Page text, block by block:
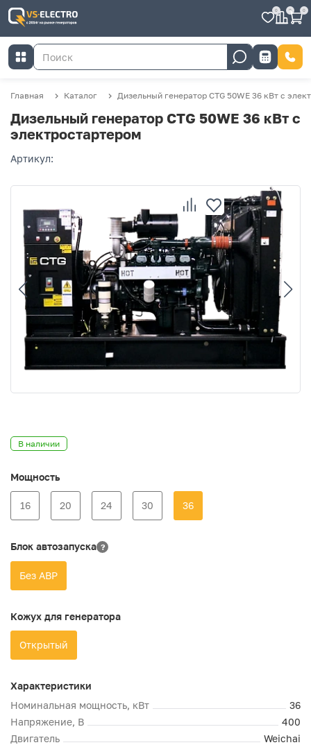
0 0 0
Главная Каталог Дизельный генератор CTG 50WE 36 кВт с
Дизельный генератор CTG 50WE 36 кВт с
электростартером
Артикул:
В наличии
Мощность
16 20 24 30 36
Блок автозапуска ?
Без АВР
Кожух для генератора
Открытый
Характеристики
Номинальная мощность, кВт
36
Напряжение, В
400
Двигатель
Weichai